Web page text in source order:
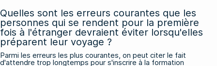
Quelles sont les erreurs courantes que les
personnes qui se rendent pour la première
fois à l'étranger devraient éviter lorsqu'elles
préparent leur voyage ?
Parmi les erreurs les plus courantes, on peut citer le fait
d'attendre trop longtemps pour s'inscrire à la formation